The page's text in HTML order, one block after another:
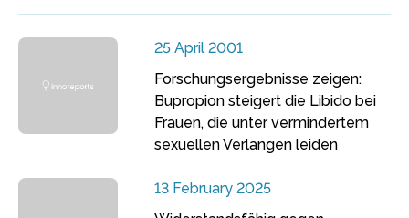
25 April 2001
Forschungsergebnisse zeigen:
Bupropion steigert die Libido bei
Frauen, die unter vermindertem
sexuellen Verlangen leiden
13 February 2025